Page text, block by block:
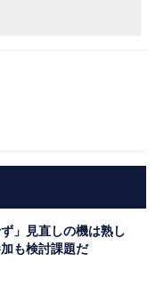
ず」見直しの機は熟し
も検討課題だ